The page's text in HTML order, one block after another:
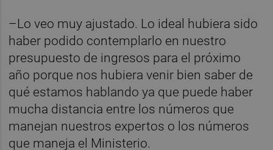
–Lo veo muy ajustado. Lo ideal hubiera sido
haber podido contemplarlo en nuestro
presupuesto de ingresos para el próximo
año porque nos hubiera venir bien saber de
qué estamos hablando ya que puede haber
mucha distancia entre los números que
manejan nuestros expertos o los números
que maneja el Ministerio.